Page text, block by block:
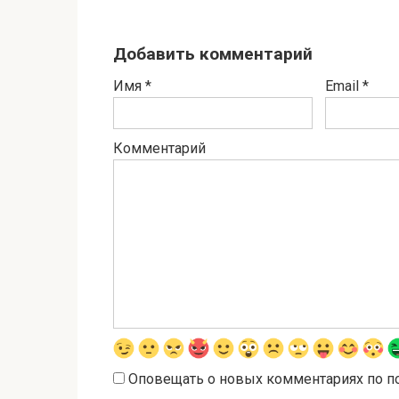
Добавить комментарий
Имя * Email *
Комментарий
Оповещать о новых комментариях по